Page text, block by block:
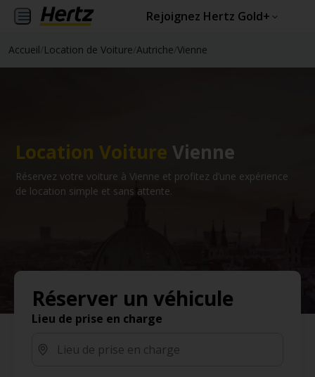
Rejoignez Hertz Gold+
Accueil Location de Voiture Autriche Vienne
Location Voiture Vienne
Réservez votre voiture à Vienne et profitez d’une expérience
de location simple et sans attente.
Réserver un véhicule
Lieu de prise en charge